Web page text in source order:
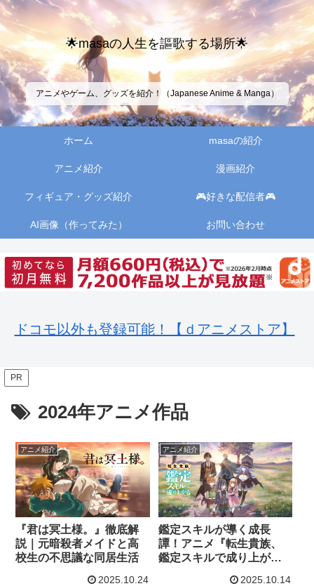
🌟masaの人生を謳歌する場所🌟
アニメやゲーム、グッズを紹介！（Japanese Anime & Manga）
ホーム masaの紹介
アニメ紹介 漫画紹介
フィギュア・グッズ紹介 🎮好きな配信者🎮
AI画像（作ってみた） お問い合わせ
ドコモ以外も登録可能！【ｄアニメストア】
PR
2024年アニメ作品
アニメ紹介
『君は冥土様。』徹底解
説｜元暗殺者メイドと高
校生の不思議な同居生活
2025.10.24
アニメ紹介
鑑定スキルが導く成長
譚！アニメ『転生貴族、
鑑定スキルで成り上が
2025.10.14